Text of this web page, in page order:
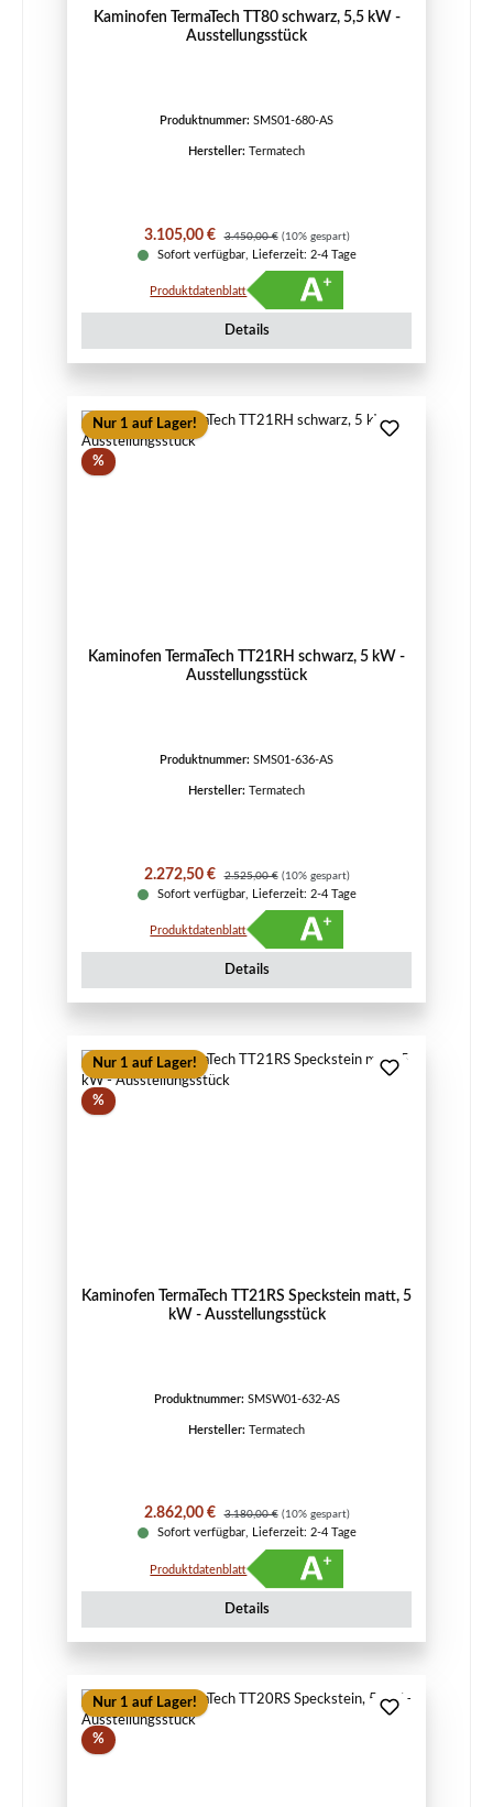
Kaminofen TermaTech TT80 schwarz, 5,5 kW -
Ausstellungsstück
Produktnummer: SMS01-680-AS
Hersteller: Termatech
Verkaufspreis:
3.105,00 € Regulärer Preis:
3.450,00 € (10% gespart)
Sofort verfügbar, Lieferzeit: 2-4 Tage
Produktdatenblatt
Details
Nur 1 auf Lager!
%Rabatt
Kaminofen TermaTech TT21RH schwarz, 5 kW -
Ausstellungsstück
Produktnummer: SMS01-636-AS
Hersteller: Termatech
Verkaufspreis:
2.272,50 € Regulärer Preis:
2.525,00 € (10% gespart)
Sofort verfügbar, Lieferzeit: 2-4 Tage
Produktdatenblatt
Details
Nur 1 auf Lager!
%Rabatt
Kaminofen TermaTech TT21RS Speckstein matt, 5
kW - Ausstellungsstück
Produktnummer: SMSW01-632-AS
Hersteller: Termatech
Verkaufspreis:
2.862,00 € Regulärer Preis:
3.180,00 € (10% gespart)
Sofort verfügbar, Lieferzeit: 2-4 Tage
Produktdatenblatt
Details
Nur 1 auf Lager!
%Rabatt